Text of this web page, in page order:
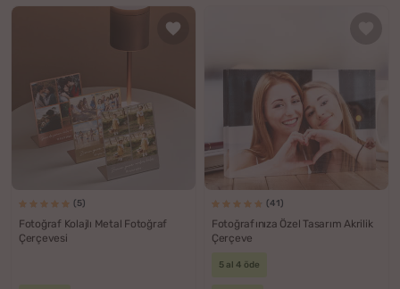
(5)
Fotoğraf Kolajlı Metal Fotoğraf
Çerçevesi
(41)
Fotoğrafınıza Özel Tasarım Akrilik
Çerçeve
5 al 4 öde